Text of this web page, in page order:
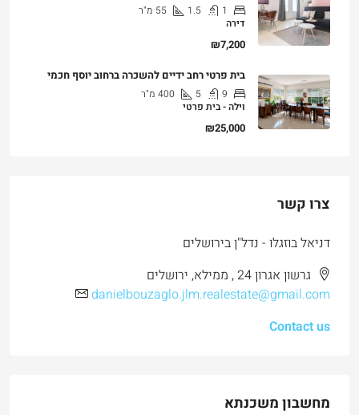
1
1.5
55 מ"ר
דירה
₪7,200
בית פרטי רחב ידיים להשכרה ברחוב יוסף חכמי
9
5
400 מ"ר
וילה - בית פרטי
₪25,000
צרו קשר
דניאל בוזגלו - נדל"ן בירושלים
גרשון אגרון 24 , ממילא, ירושלים
danielbouzaglo.jlm.realestate@gmail.com
Contact us
מחשבון משכנתא